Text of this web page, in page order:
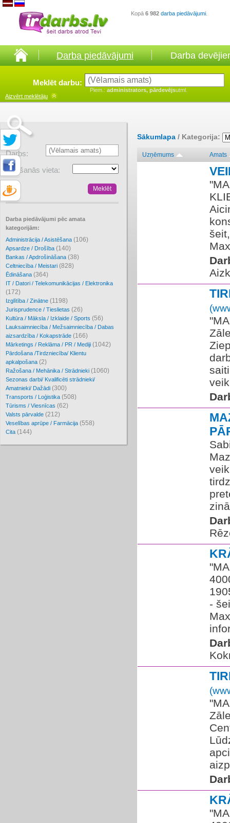
Kopā 6 982 darba piedāvājumi
Darba piedāvājumi Darba
Meklēt darbu:
Piem.: administrators, pārdevējsutml.
Aizvērt meklētāju
Darbs:
Atrašanās vieta:
Darba piedāvājumi pēc amata
kategorijām:
Administrācija / Asistēšana (106)
Apsardze / Drošība (140)
Bankas / Apdrošināšana (38)
Celtniecība / Meistari (828)
Ēdināšana (364)
IT / Datori / Telekomunikācijas / Elektronika
(172)
Izglītība / Zinātne (1198)
Jurisprudence / Tieslietas (26)
Kultūra / Māksla / Izklaide / Sports (56)
Lauksaimniecība / Mežsaimniecība / Dabas
aizsardzība / Kokapstrāde (166)
Mārketings / Reklāma / PR / Mediji (1042)
Pārdošana /Tirdzniecība/ Klientu
apkalpošana (2)
Ražošana / Mehānika / Strādnieki (1060)
Sezonas darbi/ Kvalificēti strādnieki/
Amatnieki/ Dažādi (300)
Transports / Loģistika (508)
Tūrisms / Viesnīcas (62)
Valsts pārvalde (212)
Veselības aprūpe / Farmācija (558)
Cita (144)
Sākumlapa / Kategorija:
Uzņēmums Amats
-